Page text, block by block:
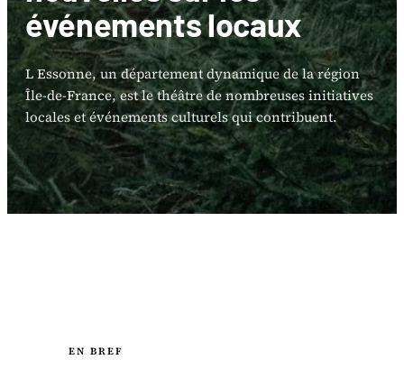
événements locaux
L Essonne, un département dynamique de la région
Île-de-France, est le théâtre de nombreuses initiatives
locales et événements culturels qui contribuent.
EN BREF